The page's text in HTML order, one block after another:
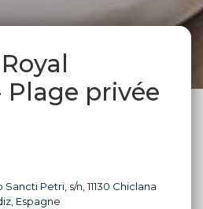
privée
Petri, s/n, 11130 Chiclana
Espagne